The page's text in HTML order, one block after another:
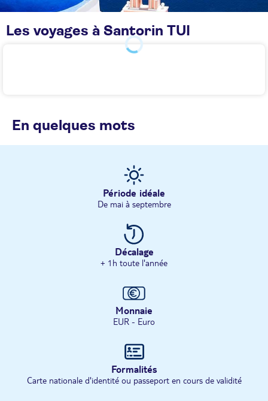
Les voyages à Santorin TUI
En quelques mots
Période idéale
De mai à septembre
Décalage
+ 1h toute l'année
Monnaie
EUR - Euro
Formalités
Carte nationale d'identité ou passeport en cours de validité